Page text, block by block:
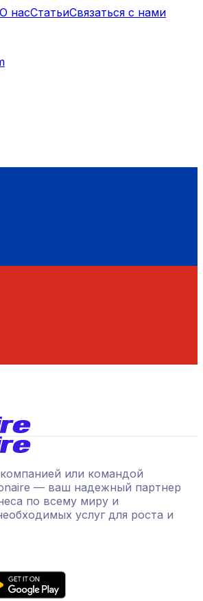
О насСтатьиСвязаться с нами
или командой
— ваш надежный партнер
по всему миру и
услуг для роста и